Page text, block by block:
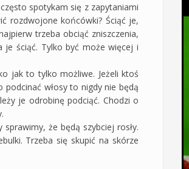
spotykam się z zapytaniami
rozdwojone końcówki? Ściąć je,
trzeba obciąć zniszczenia,
ściąć. Tylko być może więcej i
jak to tylko możliwe. Jeżeli ktoś
włosy to nigdy nie będą
je odrobinę podciąć. Chodzi o
że będą szybciej rosły.
Trzeba się skupić na skórze